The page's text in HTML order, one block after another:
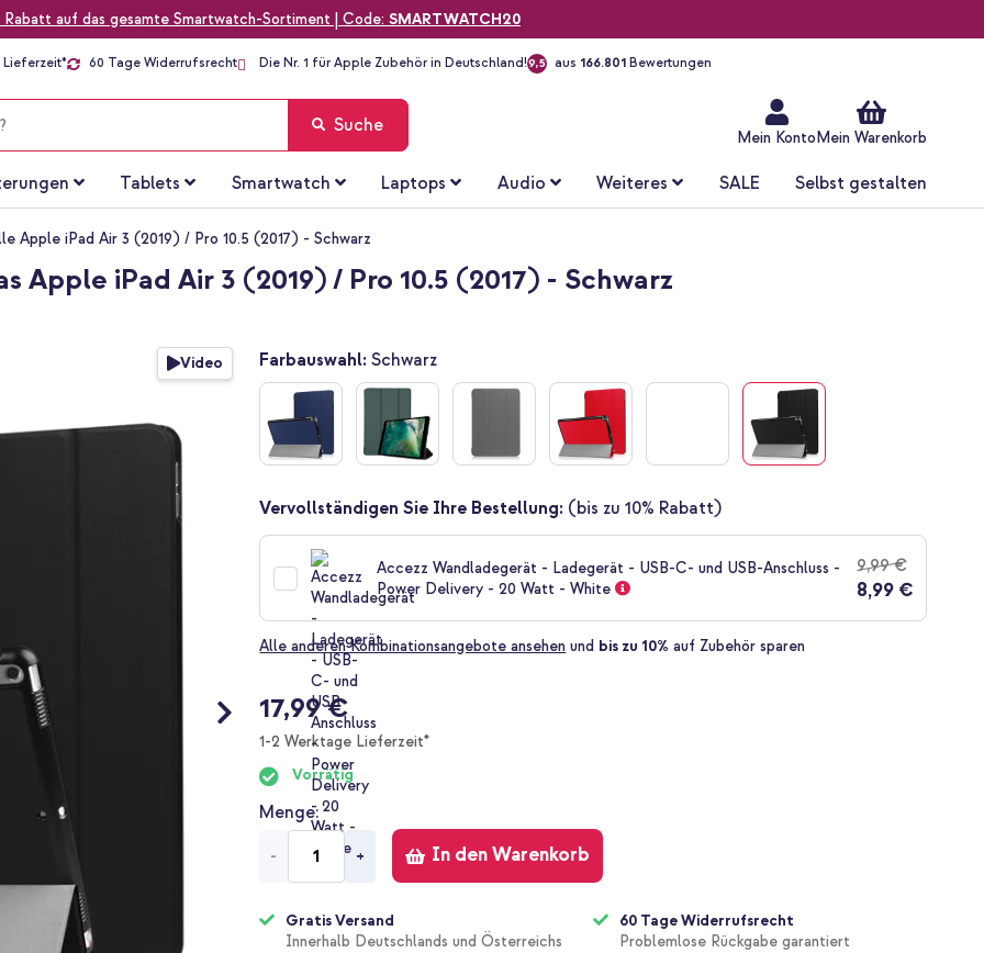
Rabatt auf das gesamte Smartwatch-Sortiment | Code: SMARTWATCH20
Lieferzeit* 60 Tage Widerrufsrecht Die Nr. 1 für Apple Zubehör in Deutschland!9,5 aus 166.801 Bewertungen
Mein Konto Mein Warenkorb
Suche
Tablets Smartwatch Laptops Audio Weiteres SALE Selbst gestalten
Apple iPad Air 3 (2019) / Pro 10.5 (2017) - Schwarz
iPad Air 3 (2019) / Pro 10.5 (2017) - Schwarz
Video Farbauswahl:Schwarz
Vervollständigen Sie Ihre Bestellung: (bis zu 10% Rabatt)
Accezz Wandladegerät - Ladegerät - USB-C- und USB-Anschluss -
Power Delivery - 20 Watt - White
9,99 €
8,99 €
Alle anderen Kombinationsangebote ansehen und bis zu 10% auf Zubehör sparen
17,99 €
1-2 Werktage Lieferzeit*
Vorrätig
Menge
- + In den Warenkorb
Gratis Versand
Innerhalb Deutschlands und Österreichs
60 Tage Widerrufsrecht
Problemlose Rückgabe garantiert